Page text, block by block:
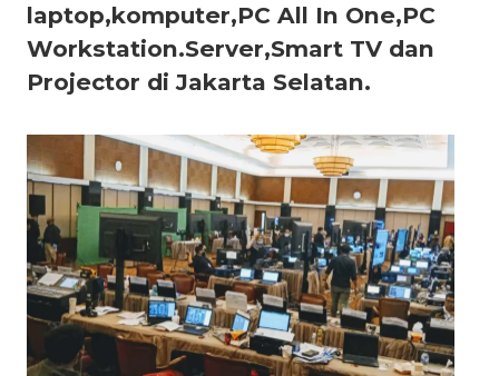
laptop,komputer,PC All In One,PC
Workstation.Server,Smart TV dan
Projector di Jakarta Selatan.